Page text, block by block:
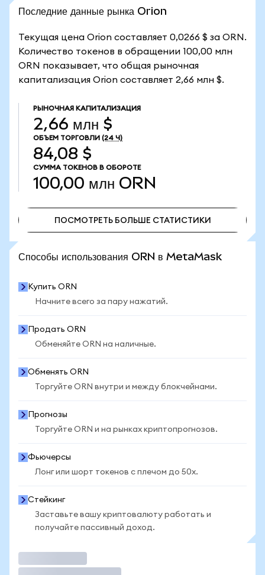
Последние данные рынка Orion
Текущая цена Orion составляет 0,0266 $ за ORN.
Количество токенов в обращении 100,00 млн
ORN показывает, что общая рыночная
капитализация Orion составляет 2,66 млн $.
РЫНОЧНАЯ КАПИТАЛИЗАЦИЯ
2,66 млн $
ОБЪЕМ ТОРГОВЛИ (24 Ч)
84,08 $
СУММА ТОКЕНОВ В ОБОРОТЕ
100,00 млн ORN
ПОСМОТРЕТЬ БОЛЬШЕ СТАТИСТИКИ
Способы использования ORN в MetaMask
Купить ORN
Начните всего за пару нажатий.
Продать ORN
Обменяйте ORN на наличные.
Обменять ORN
Торгуйте ORN внутри и между блокчейнами.
Прогнозы
Торгуйте ORN и на рынках криптопрогнозов.
Фьючерсы
Лонг или шорт токенов с плечом до 50x.
Стейкинг
Заставьте вашу криптовалюту работать и
получайте пассивный доход.